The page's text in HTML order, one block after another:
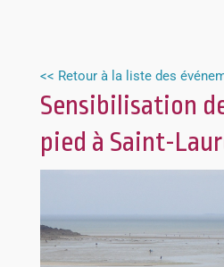
<< Retour à la liste des
Sensibilisation
pied à Saint-